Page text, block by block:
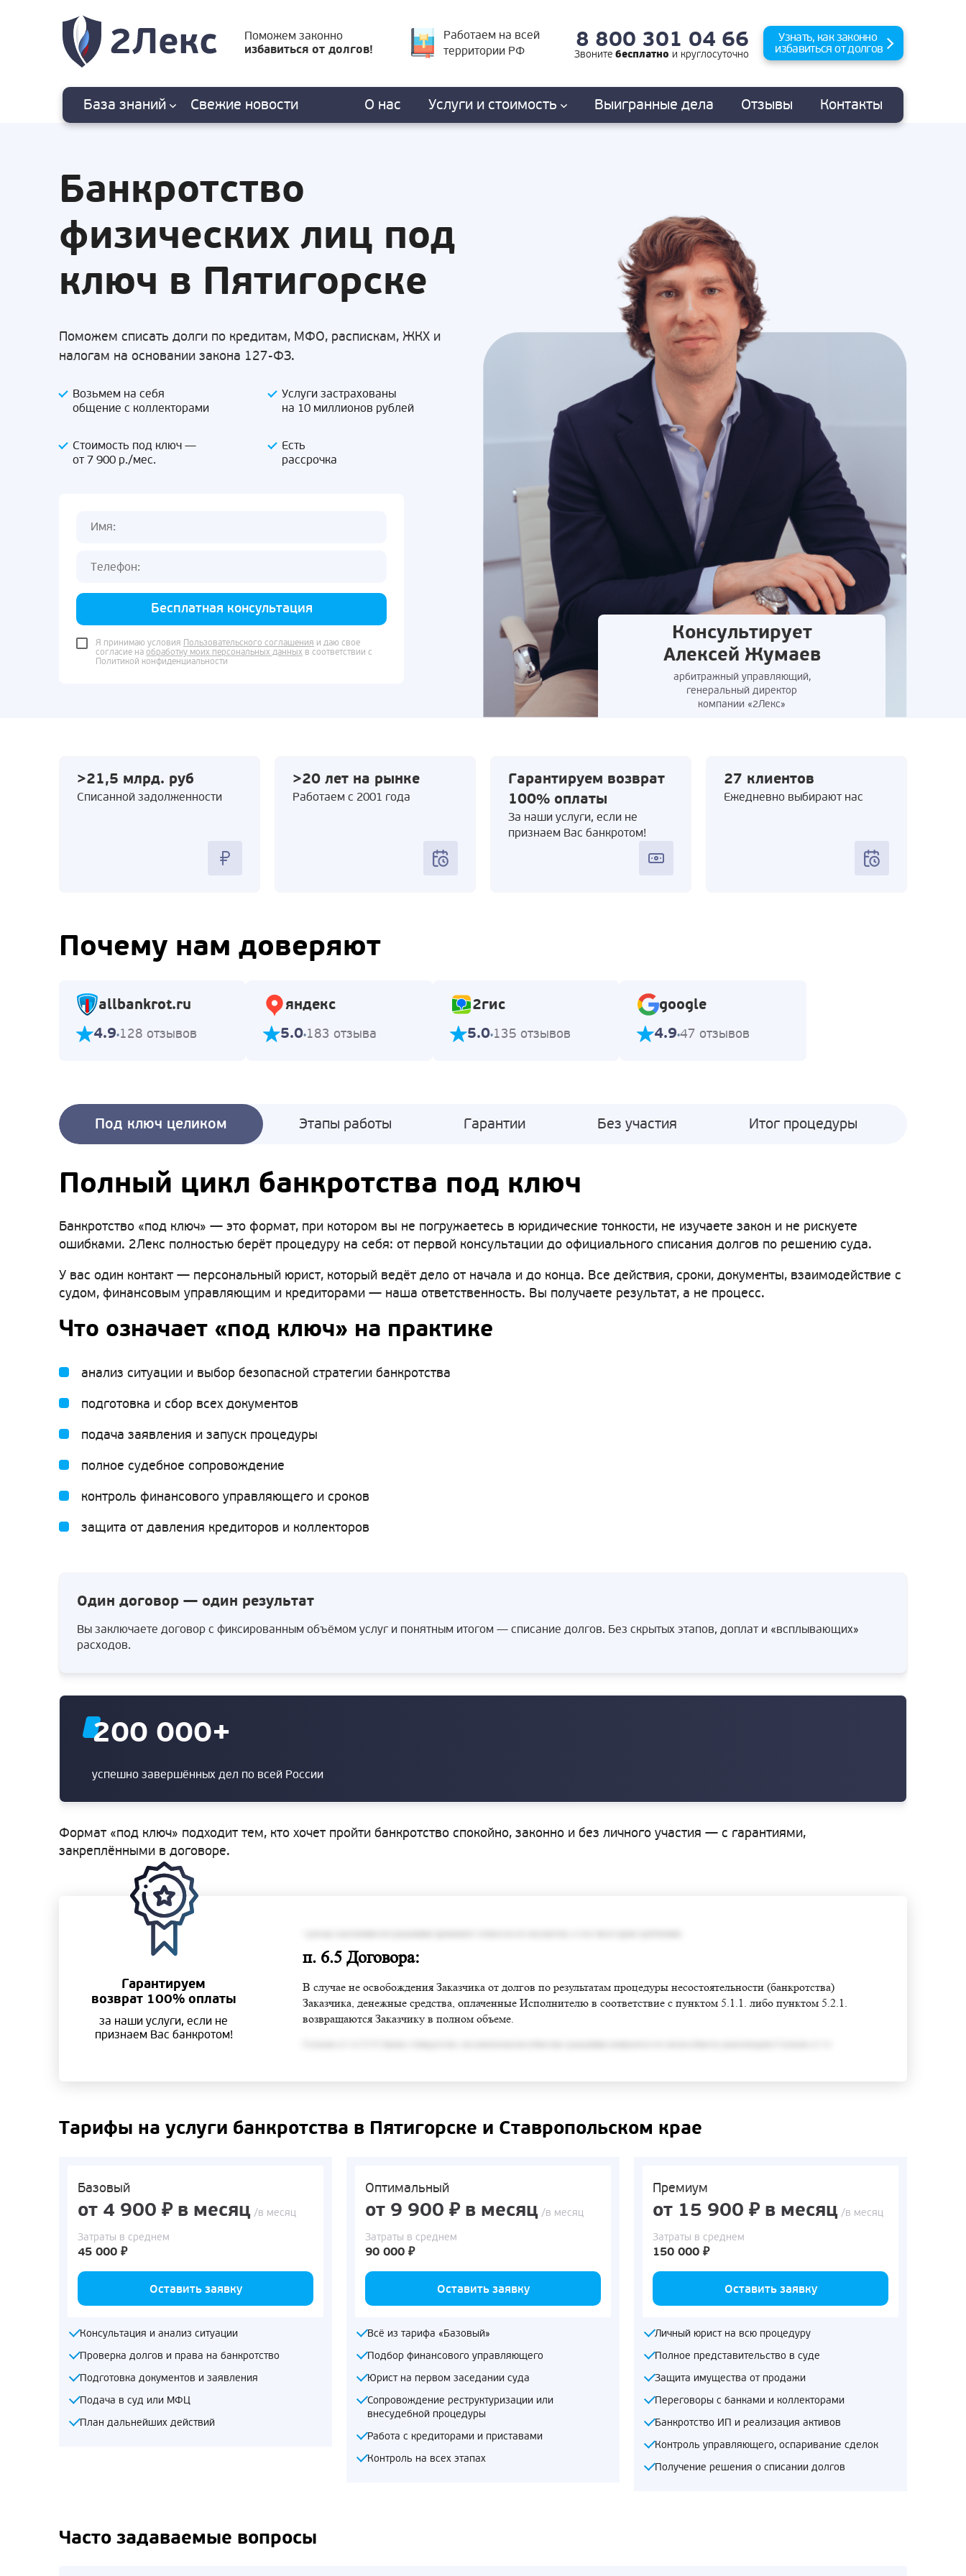
Поможем законно
избавиться от долгов!
Работаем на всей
территории РФ
8 800 301 04 66
Звонитебесплатно икруглосуточно
Узнать, как законно
избавиться от долгов
База знаний Свежие новости О нас Услуги и стоимость Выигранные дела Отзывы Контакты
Банкротство
физических лиц под
ключ в Пятигорске
Поможем списать долги по кредитам, МФО, распискам, ЖКХ и
налогам на основании закона 127-ФЗ.
Возьмем на себя
общение с коллекторами
Услуги застрахованы
на 10 миллионов рублей
Стоимость под ключ —
от 7 900 р./мес.
Есть
рассрочка
Бесплатная консультация
Я принимаю условия Пользовательского соглашения и даю свое
согласие на обработку моих персональных данных в соответствии с
Политикой конфиденциальности
Консультирует
Алексей Жумаев
арбитражный управляющий,
генеральный директор
компании «2Лекс»
>21,5 млрд. руб
Cписанной задолженности
>20 лет на рынке
Работаем с 2001 года
Гарантируем возврат
100% оплаты
За наши услуги, если не
признаем Вас банкротом!
27 клиентов
Ежедневно выбирают нас
Почему нам доверяют
allbankrot.ru
4.9 128 отзывов
яндекс
5.0 183 отзыва
2гис
5.0 135 отзывов
google
4.9 47 отзывов
Под ключ целиком Этапы работы Гарантии Без участия Итог процедуры
Полный цикл банкротства под ключ
Банкротство «под ключ» — это формат, при котором вы не погружаетесь в юридические тонкости, не изучаете закон и не рискуете
ошибками. 2Лекс полностью берёт процедуру на себя: от первой консультации до официального списания долгов по решению суда.
У вас один контакт — персональный юрист, который ведёт дело от начала и до конца. Все действия, сроки, документы, взаимодействие с
судом, финансовым управляющим и кредиторами — наша ответственность. Вы получаете результат, а не процесс.
Что означает «под ключ» на практике
анализ ситуации и выбор безопасной стратегии банкротства
подготовка и сбор всех документов
подача заявления и запуск процедуры
полное судебное сопровождение
контроль финансового управляющего и сроков
защита от давления кредиторов и коллекторов
Один договор — один результат
Вы заключаете договор с фиксированным объёмом услуг и понятным итогом — списание долгов. Без скрытых этапов, доплат и «всплывающих»
расходов.
200 000+
успешно завершённых дел по всей России
Формат «под ключ» подходит тем, кто хочет пройти банкротство спокойно, законно и без личного участия — с гарантиями,
закреплёнными в договоре.
Гарантируем
возврат 100% оплаты
за наши услуги, если не
признаем Вас банкротом!
п. 6.5 Договора:
В случае не освобождения Заказчика от долгов по результатам процедуры несостоятельности (банкротства)
Заказчика, денежные средства, оплаченные Исполнителю в соответствие с пунктом 5.1.1. либо пунктом 5.2.1.
возвращаются Заказчику в полном объеме.
Тарифы на услуги банкротства в Пятигорске и Ставропольском крае
Базовый
от 4 900 ₽ в месяц /в месяц
Затраты в среднем
45 000 ₽
Оставить заявку
Консультация и анализ ситуации
Проверка долгов и права на банкротство
Подготовка документов и заявления
Подача в суд или МФЦ
План дальнейших действий
Оптимальный
от 9 900 ₽ в месяц /в месяц
Затраты в среднем
90 000 ₽
Оставить заявку
Всё из тарифа «Базовый»
Подбор финансового управляющего
Юрист на первом заседании суда
Сопровождение реструктуризации или
внесудебной процедуры
Работа с кредиторами и приставами
Контроль на всех этапах
Премиум
от 15 900 ₽ в месяц /в месяц
Затраты в среднем
150 000 ₽
Оставить заявку
Личный юрист на всю процедуру
Полное представительство в суде
Защита имущества от продажи
Переговоры с банками и коллекторами
Банкротство ИП и реализация активов
Контроль управляющего, оспаривание сделок
Получение решения о списании долгов
Часто задаваемые вопросы